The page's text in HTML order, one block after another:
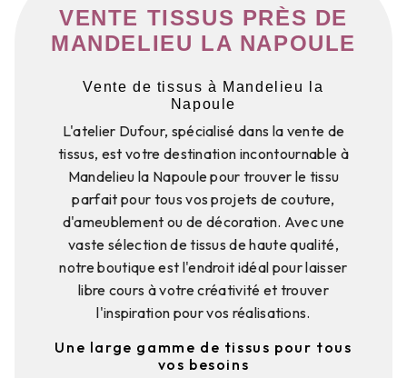
VENTE TISSUS PRÈS DE
MANDELIEU LA NAPOULE
Vente de tissus à Mandelieu la
Napoule
L'atelier Dufour, spécialisé dans la vente de
tissus, est votre destination incontournable à
Mandelieu la Napoule pour trouver le tissu
parfait pour tous vos projets de couture,
d'ameublement ou de décoration. Avec une
vaste sélection de tissus de haute qualité,
notre boutique est l'endroit idéal pour laisser
libre cours à votre créativité et trouver
l'inspiration pour vos réalisations.
Une large gamme de tissus pour tous
vos besoins